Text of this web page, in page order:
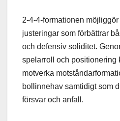
2-4-4-formationen
justeringar som förbättrar
och defensiv soliditet.
spelarroll och positionering
motverka
bollinnehav samtidigt som
försvar och anfall.